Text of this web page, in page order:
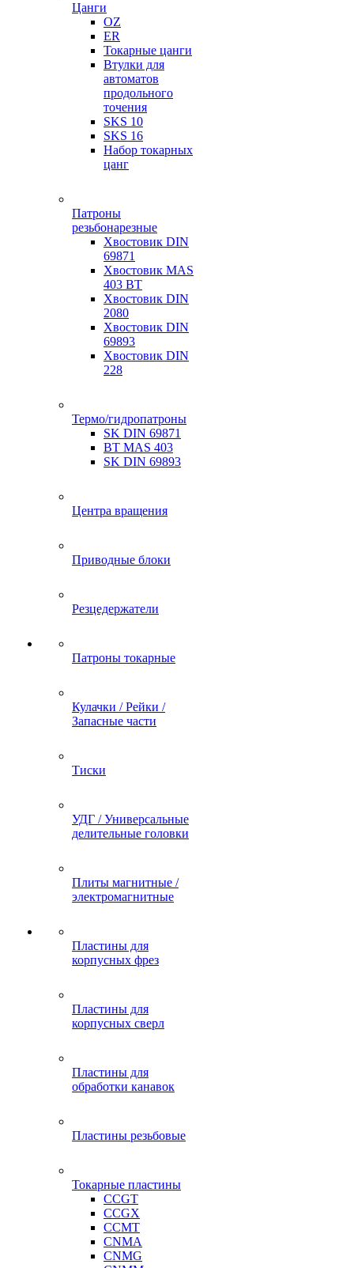
Цанги
OZ
ER
Токарные цанги
Втулки для
автоматов
продольного
точения
SKS 10
SKS 16
Набор токарных
цанг
Патроны
резьбонарезные
Хвостовик DIN
69871
Хвостовик MAS
403 BT
Хвостовик DIN
2080
Хвостовик DIN
69893
Хвостовик DIN
228
Термо/гидропатроны
SK DIN 69871
BT MAS 403
SK DIN 69893
Центра вращения
Приводные блоки
Резцедержатели
Патроны токарные
Кулачки / Рейки /
Запасные части
Тиски
УДГ / Универсальные
делительные головки
Плиты магнитные /
электромагнитные
Пластины для
корпусных фрез
Пластины для
корпусных сверл
Пластины для
обработки канавок
Пластины резьбовые
Токарные пластины
CCGT
CCGX
CCMT
CNMA
CNMG